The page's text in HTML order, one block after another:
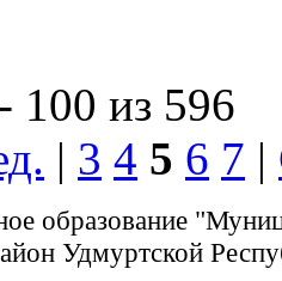
100 из 596
| 3 4 5 6 7 |
образование
Удмуртской